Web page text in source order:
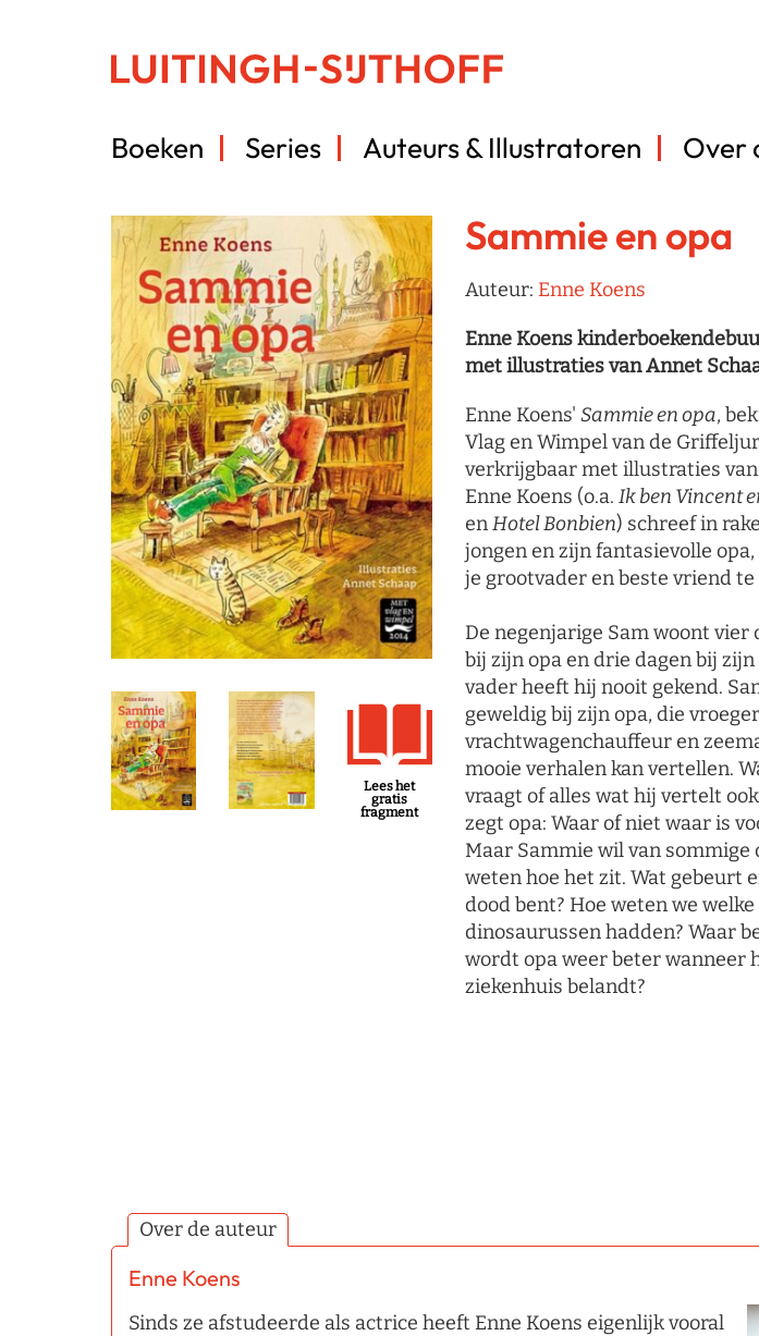
Boeken Series Auteurs & Illustratoren Over
Lees het
gratis
fragment
Sammie en opa
Auteur: Enne Koens
Enne Koens
met illustraties van Annet
Enne Koens' Sammie en opa,
Vlag en Wimpel van de
verkrijgbaar met illustraties
Enne Koens (o.a. Ik ben Vincent
enHotel Bonbien) schreef in
jongen en zijn fantasievolle
je grootvader en beste vriend
De negenjarige Sam woont vier
bij zijn opa en drie dagen bij
vader heeft hij nooit gekend.
geweldig bij zijn opa, die vroeger
vrachtwagenchauffeur en
mooie verhalen kan vertellen.
vraagt of alles wat hij vertelt
zegt opa: Waar of niet waar is
Maar Sammie wil van sommige
weten hoe het zit. Wat gebeurt
dood bent? Hoe weten we
dinosaurussen hadden? Waar
wordt opa weer beter wanneer
ziekenhuis belandt?
Over de auteur
Enne Koens
Sinds ze afstudeerde als actrice heeft Enne Koens eigenlijk vooral